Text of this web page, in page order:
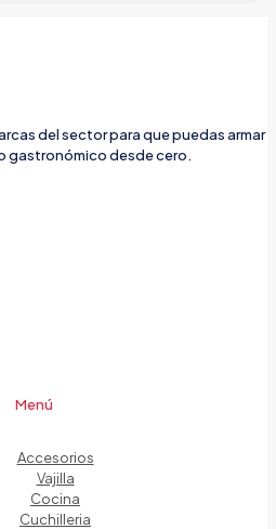
del sector para que puedas armar
gastronómico desde cero.
Menú
Accesorios
Vajilla
Cocina
Cuchilleria